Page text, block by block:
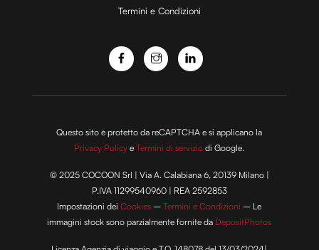
o
Termini e Condizioni
Questo sito è protetto da reCAPTCHA e si applicano la
Privacy Policy eTermini di servizio di Google.
© 2025 COCOON Srl | Via A. Calabiana 6, 20139 Milano |
P.IVA 11299540960 | REA 2592853
Impostazioni deiCookies –Termini e Condizioni – Le
immagini stock sono parzialmente fornite da DepositPhotos